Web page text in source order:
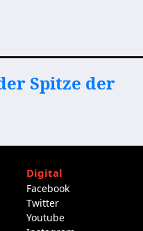
Spitze der
Digital
Facebook
Twitter
Youtube